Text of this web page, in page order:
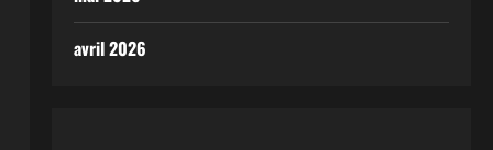
avril 2026